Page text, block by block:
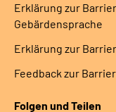
Erklärung zur
Gebärdensprache
Erklärung zur
Feedback zur
Folgen und Teilen